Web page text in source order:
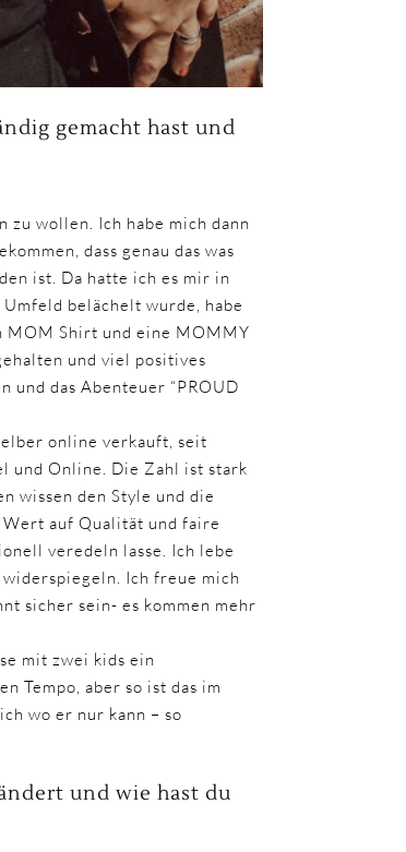
gemacht hast und
wollen. Ich habe mich dann
dass genau das was
ist. Da hatte ich es mir in
belächelt wurde, habe
MOM Shirt und eine MOMMY
und viel positives
und das Abenteuer “PROUD
online verkauft, seit
und Online. Die Zahl ist stark
wissen den Style und die
Wert auf Qualität und faire
veredeln lasse. Ich lebe
widerspiegeln. Ich freue mich
sicher sein- es kommen mehr
mit zwei kids ein
Tempo, aber so ist das im
wo er nur kann – so
und wie hast du